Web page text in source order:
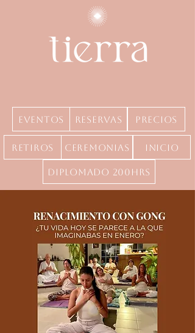
Reservas
Eventos precios
Ceremonias
Retiros inicio
Diplomado 200hrs